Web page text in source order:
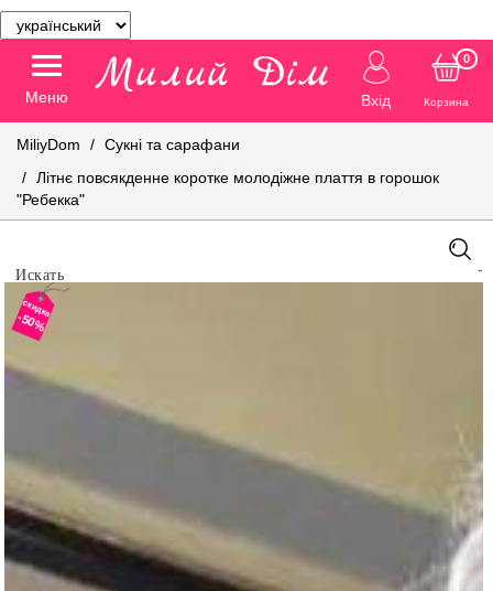
Меню Вхід Корзина
0
MiliyDom
Сукні та сарафани
Літнє повсякденне коротке молодіжне плаття в горошок
"Ребекка"
скидка
-50%